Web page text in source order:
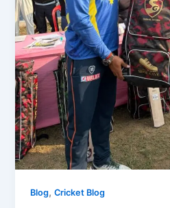
Blog,Cricket Blog